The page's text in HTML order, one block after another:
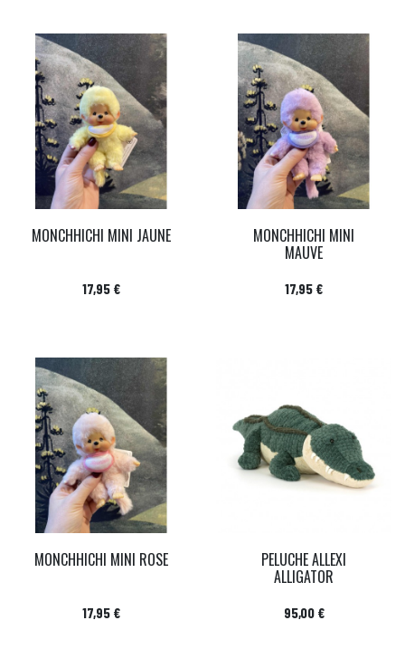
MONCHHICHI MINI JAUNE
Prix
17,95 €
MONCHHICHI MINI
MAUVE
Prix
17,95 €
MONCHHICHI MINI ROSE
Prix
17,95 €
PELUCHE ALLEXI
ALLIGATOR
Prix
95,00 €